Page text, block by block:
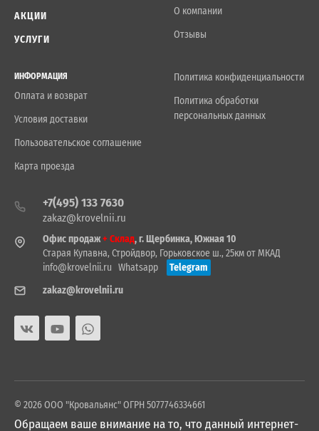
АКЦИИ
УСЛУГИ
О компании
Отзывы
ИНФОРМАЦИЯ
Оплата и возврат
Условия доставки
Пользовательское соглашение
Карта проезда
Политика конфиденциальности
Политика обработки
персональных данных
+7(495) 133 7630
zakaz@krovelnii.ru
Офис продаж+ Склад, г. Щербинка, Южная 10
Старая Купавна, Стройдвор, Горьковское ш., 25км от МКАД
info@krovelnii.ru Whatsapp
Telegram
zakaz@krovelnii.ru
© 2026 ООО "Кровальянс" ОГРН 5077746334661
Обращаем ваше внимание на то, что данный интернет-